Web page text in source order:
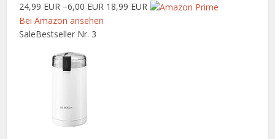
24,99 EUR −6,00 EUR 18,99 EUR
Bei Amazon ansehen
SaleBestseller Nr. 3